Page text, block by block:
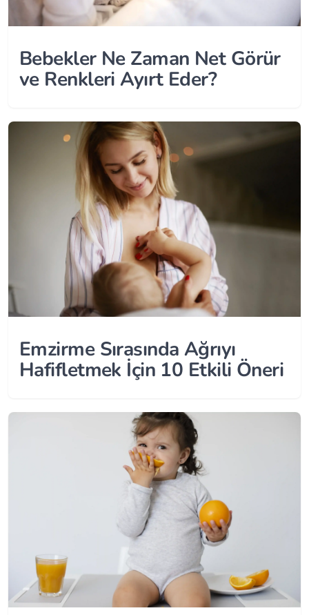
Bebekler Ne Zaman Net Görür
ve Renkleri Ayırt Eder?
Emzirme Sırasında Ağrıyı
Hafifletmek İçin 10 Etkili Öneri